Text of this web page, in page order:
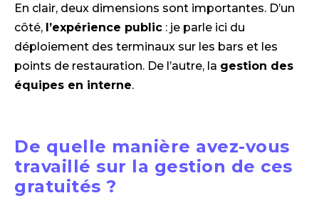
En clair, deux dimensions sont importantes. D’un
côté, l’expérience public : je parle ici du
déploiement des terminaux sur les bars et les
points de restauration. De l’autre, la gestion des
équipes en interne.
De quelle manière avez-vous
travaillé sur la gestion de ces
gratuités ?